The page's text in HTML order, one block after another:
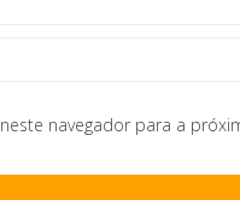
navegador para a